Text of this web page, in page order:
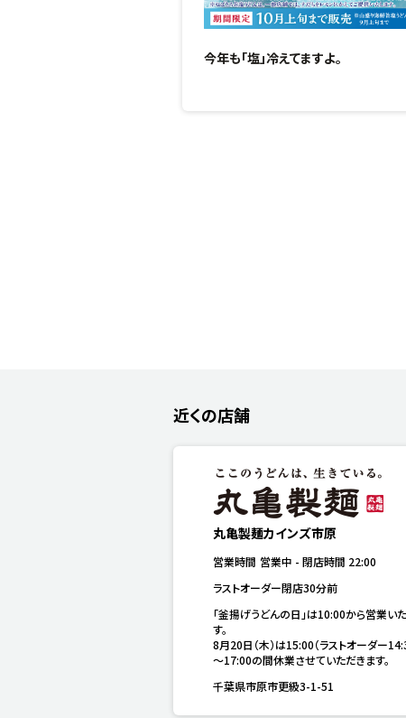
今年も「塩」冷えてますよ。
近くの店舗
丸亀製麺カインズ市原
営業時間 営業中 - 閉店時間 22:00
ラストオーダー閉店30分前
「釜揚げうどんの日」は10:00から営業い
す。
8月20日（木）は15:00（ラストオーダー
～17:00の間休業させていただきます。
千葉県市原市更級3-1-51